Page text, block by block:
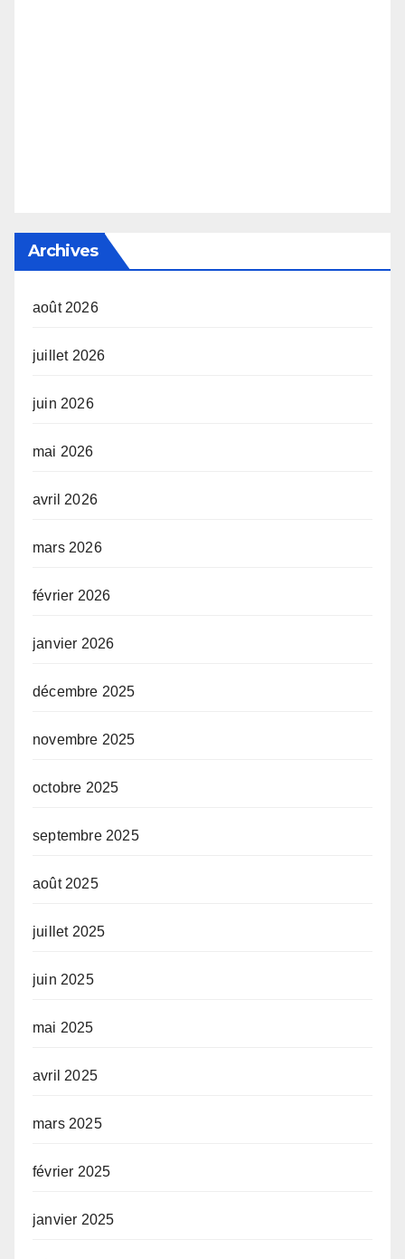
Archives
août 2026
juillet 2026
juin 2026
mai 2026
avril 2026
mars 2026
février 2026
janvier 2026
décembre 2025
novembre 2025
octobre 2025
septembre 2025
août 2025
juillet 2025
juin 2025
mai 2025
avril 2025
mars 2025
février 2025
janvier 2025